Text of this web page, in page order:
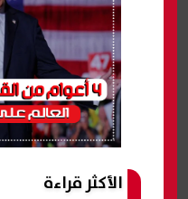
الأكثر قراءة